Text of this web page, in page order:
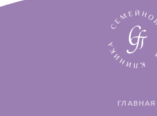
ГЛАВНАЯ